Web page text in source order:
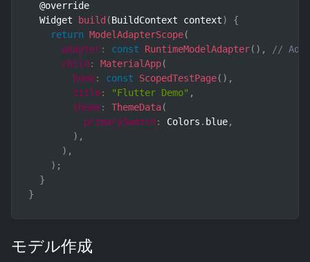
  @override
  Widget
build (BuildContext context)
{
return ModelAdapterScope(
adapter: const RuntimeModelAdapter( ) ,
//
child : MaterialApp(
home: const ScopedTestPage( ) ,
title: "Flutter Demo" ,
theme: ThemeData(
primarySwatch : Colors . blue,
) ,
) ,
) ;
}
}
モデル作成